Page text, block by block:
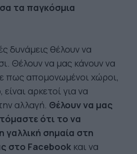
τα παγκόσμια
δυνάμεις θέλουν να
Θέλουν να μας κάνουν να
πως απομονωμένοι χώροι,
αρκετοί για να
αλλαγή. Θέλουν να μας
ότι το να
γαλλική σημαία στη
στο Facebook και να